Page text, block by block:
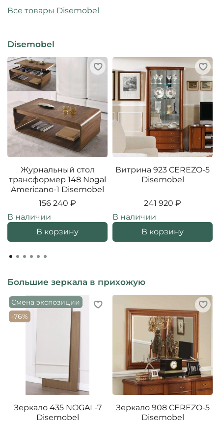
Все товары Disemobel
Disemobel
Журнальный стол
трансформер 148 Nogal
Americano-1 Disemobel
156 240 ₽
В наличии
В корзину
Витрина 923 CEREZO-5
Disemobel
241 920 ₽
В наличии
В корзину
Большие зеркала в прихожую
Смена экспозиции
-76%
Зеркало 435 NOGAL-7
Disemobel
Зеркало 908 CEREZO-5
Disemobel